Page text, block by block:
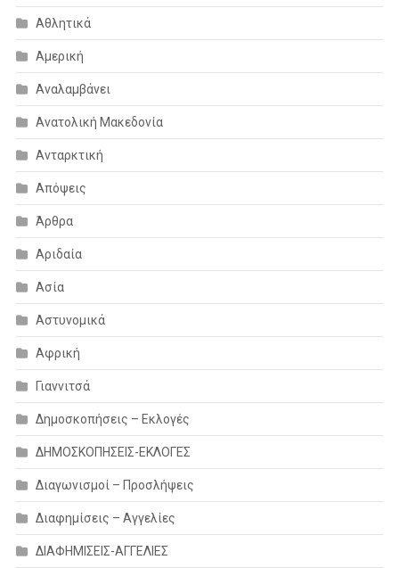
Αθλητικά
Αμερική
Αναλαμβάνει
Ανατολική Μακεδονία
Ανταρκτική
Απόψεις
Άρθρα
Αριδαία
Ασία
Αστυνομικά
Αφρική
Γιαννιτσά
Δημοσκοπήσεις – Εκλογές
ΔΗΜΟΣΚΟΠΗΣΕΙΣ-ΕΚΛΟΓΕΣ
Διαγωνισμοί – Προσλήψεις
Διαφημίσεις – Αγγελίες
ΔΙΑΦΗΜΙΣΕΙΣ-ΑΓΓΕΛΙΕΣ